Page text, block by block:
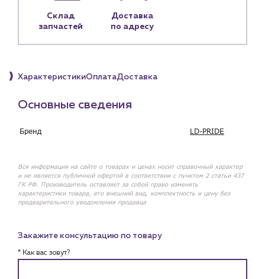
sales@profpotok.ru
Склад
запчастей
Доставка
по адресу
ХарактеристикиОплатаДоставка
Основные сведения
Бренд LD-PRIDE
Вся информация на сайте о товарах и ценах носит справочный характер
и не является публичной офертой в соответствии с пунктом 2 статьи 437
ГК РФ. Производитель оставляет за собой право изменять
характеристики товара, его внешний вид, комплектность и цену без
предварительного уведомления продавца
Закажите консультацию по товару
* Как вас зовут?